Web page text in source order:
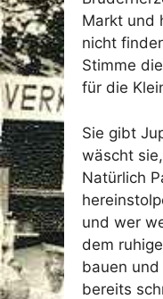
Markt und
nicht
Stimme
für die
Sie gibt
wäscht
Natürlich
und wer
dem
bauen
bereits